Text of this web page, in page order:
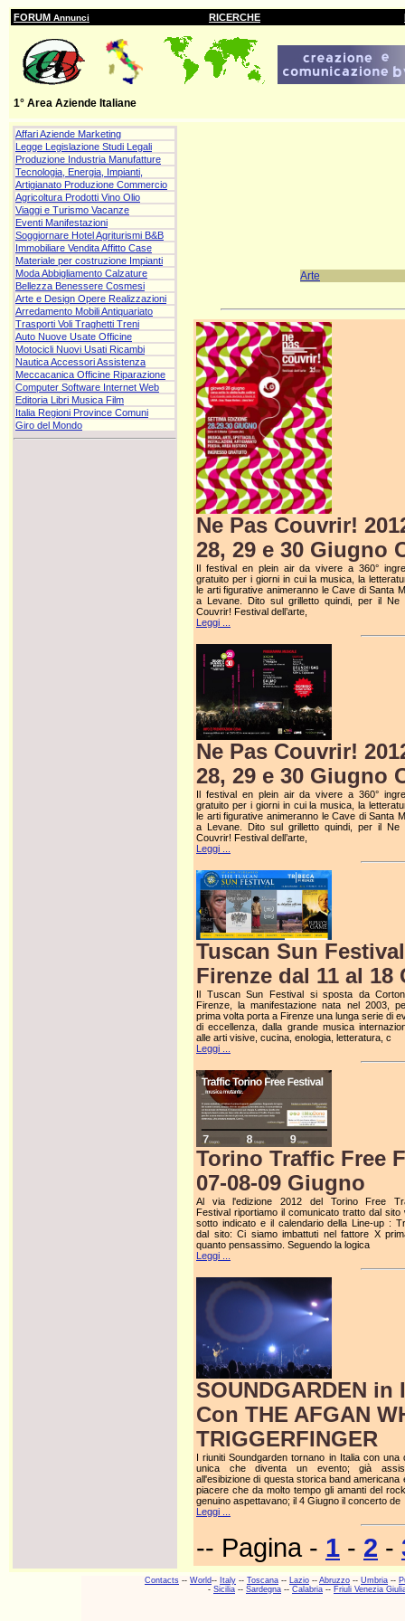
FORUM Annunci RICERCHE
1° Area Aziende Italiane
Affari Aziende Marketing
Legge Legislazione Studi Legali
Produzione Industria Manufatture
Tecnologia, Energia, Impianti,
Artigianato Produzione Commercio
Agricoltura Prodotti Vino Olio
Viaggi e Turismo Vacanze
Eventi Manifestazioni
Soggiornare Hotel Agriturismi B&B
Immobiliare Vendita Affitto Case
Materiale per costruzione Impianti
Moda Abbigliamento Calzature
Bellezza Benessere Cosmesi
Arte e Design Opere Realizzazioni
Arredamento Mobili Antiquariato
Trasporti Voli Traghetti Treni
Auto Nuove Usate Officine
Motocicli Nuovi Usati Ricambi
Nautica Accessori Assistenza
Meccacanica Officine Riparazione
Computer Software Internet Web
Editoria Libri Musica Film
Italia Regioni Province Comuni
Giro del Mondo
Arte
Ne Pas Couvrir!
28, 29 e 30 Giugno
Il festival en plein air da vivere a 360°
gratuito per i giorni in cui la musica, la
le arti figurative animeranno le Cave di Santa
a Levane. Dito sul grilletto quindi, per il Ne
Couvrir! Festival dell’arte,
Leggi ...
Ne Pas Couvrir!
28, 29 e 30 Giugno
Il festival en plein air da vivere a 360°
gratuito per i giorni in cui la musica, la
le arti figurative animeranno le Cave di Santa
a Levane. Dito sul grilletto quindi, per il Ne
Couvrir! Festival dell’arte,
Leggi ...
Tuscan Sun
Firenze dal 11 al 18
Il Tuscan Sun Festival si sposta da
Firenze, la manifestazione nata nel 2003,
prima volta porta a Firenze una lunga serie di
di eccellenza, dalla grande musica
alle arti visive, cucina, enologia, letteratura, c
Leggi ...
Torino Traffic Free
07-08-09 Giugno
Al via l'edizione 2012 del Torino Free
Festival riportiamo il comunicato tratto dal sito
sotto indicato e il calendario della Line-up :
dal sito: Ci siamo imbattuti nel fattore X
quanto pensassimo. Seguendo la logica
Leggi ...
SOUNDGARDEN
Con THE AFGAN
TRIGGERFINGER
I riuniti Soundgarden tornano in Italia con una
unica che diventa un evento; già
all'esibizione di questa storica band americana
piacere che da molto tempo gli amanti del
genuino aspettavano; il 4 Giugno il concerto de
Leggi ...
-- Pagina - 1 - 2 -
Contacts -- World-- Italy -- Toscana -- Lazio -- Abruzzo -- Umbria --
- Sicilia -- Sardegna -- Calabria -- Friuli Venezia